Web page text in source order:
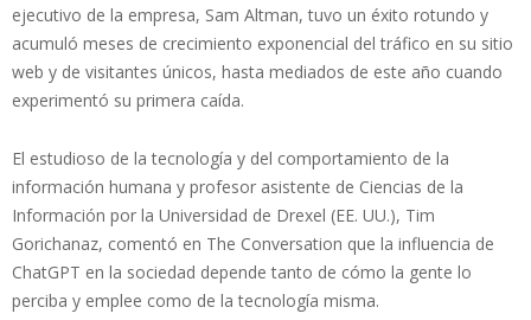
ejecutivo de la empresa, Sam Altman, tuvo un éxito rotundo y
acumuló meses de crecimiento exponencial del tráfico en su sitio
web y de visitantes únicos, hasta mediados de este año cuando
experimentó su primera caída.
El estudioso de la tecnología y del comportamiento de la
información humana y profesor asistente de Ciencias de la
Información por la Universidad de Drexel (EE. UU.), Tim
Gorichanaz, comentó en The Conversation que la influencia de
ChatGPT en la sociedad depende tanto de cómo la gente lo
perciba y emplee como de la tecnología misma.